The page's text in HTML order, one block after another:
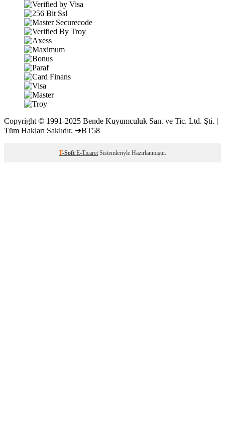
Copyright © 1991-2025 Bende Kuyumculuk San. ve Tic. Ltd. Şti. |
Tüm Hakları Saklıdır. ➔BT58
T-Soft E-Ticaret Sistemleriyle Hazırlanmıştır.